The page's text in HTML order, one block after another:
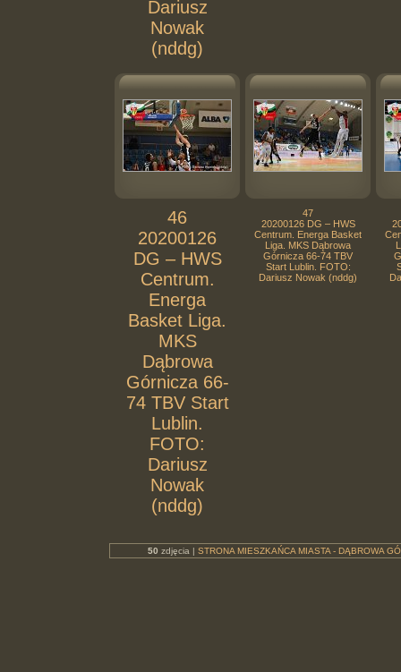
Dariusz
Nowak
(nddg)
46
20200126
DG – HWS
Centrum.
Energa
Basket Liga.
MKS
Dąbrowa
Górnicza 66-
74 TBV Start
Lublin.
FOTO:
Dariusz
Nowak
(nddg)
47
20200126 DG – HWS
Centrum. Energa Basket
Liga. MKS Dąbrowa
Górnicza 66-74 TBV
Start Lublin. FOTO:
Dariusz Nowak (nddg)
50 zdjęcia | STRONA MIESZKAŃCA MIASTA - DĄBROWA